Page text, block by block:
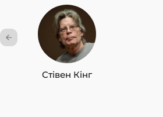
Стівен Кінг